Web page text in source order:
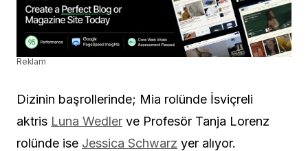
Reklam
Dizinin başrollerinde; Mia rolünde İsviçreli
aktris Luna Wedler ve Profesör Tanja Lorenz
rolünde ise Jessica Schwarz yer alıyor.